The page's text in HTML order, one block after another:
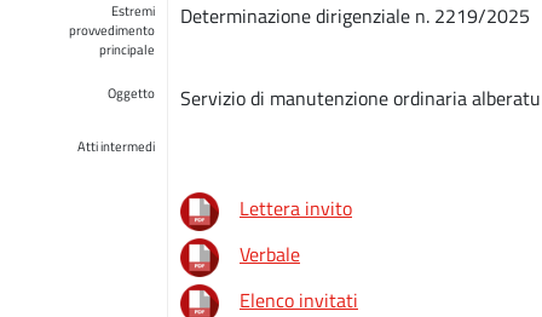
Estremi
provvedimento
principale
Determinazione dirigenziale n. 2219/2025
Oggetto Servizio di manutenzione ordinaria
Atti intermedi
Lettera invito
Verbale
Elenco invitati